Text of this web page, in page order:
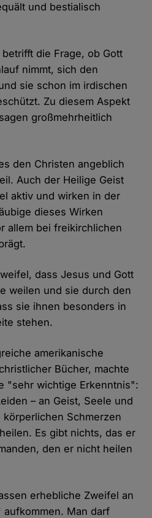
und bestialisch
die Frage, ob Gott
nimmt, sich den
sie schon im irdischen
Zu diesem Aspekt
großmehrheitlich
den Christen angeblich
Auch der Heilige Geist
aktiv und wirken in der
dieses Wirken
allem bei freikirchlichen
dass Jesus und Gott
weilen und sie durch den
sie ihnen besonders in
stehen.
amerikanische
Bücher, machte
"sehr wichtige Erkenntnis":
– an Geist, Seele und
körperlichen Schmerzen
Es gibt nichts, das er
den er nicht heilen
erhebliche Zweifel an
Man darf